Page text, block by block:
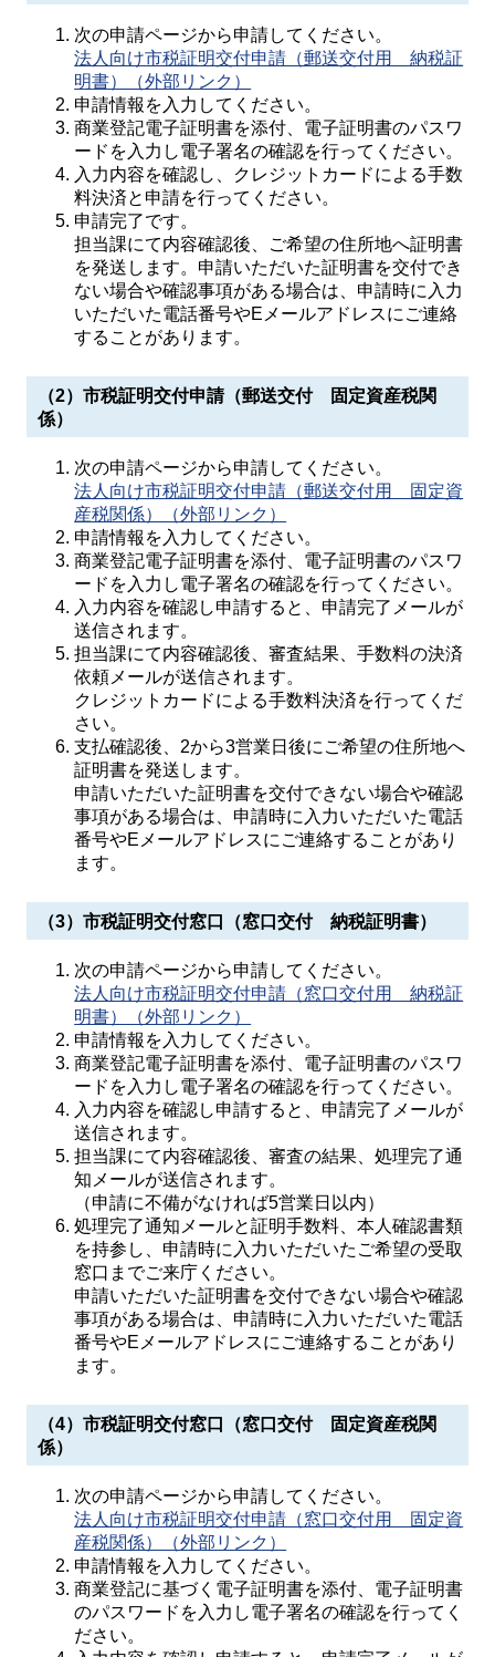
次の申請ページから申請してください。
法人向け市税証明交付申請（郵送交付用 納税証
明書）（外部リンク）
申請情報を入力してください。
商業登記電子証明書を添付、電子証明書のパスワ
ードを入力し電子署名の確認を行ってください。
入力内容を確認し、クレジットカードによる手数
料決済と申請を行ってください。
申請完了です。
担当課にて内容確認後、ご希望の住所地へ証明書
を発送します。申請いただいた証明書を交付でき
ない場合や確認事項がある場合は、申請時に入力
いただいた電話番号やEメールアドレスにご連絡
することがあります。
（2）市税証明交付申請（郵送交付 固定資産税関
係）
次の申請ページから申請してください。
法人向け市税証明交付申請（郵送交付用 固定資
産税関係）（外部リンク）
申請情報を入力してください。
商業登記電子証明書を添付、電子証明書のパスワ
ードを入力し電子署名の確認を行ってください。
入力内容を確認し申請すると、申請完了メールが
送信されます。
担当課にて内容確認後、審査結果、手数料の決済
依頼メールが送信されます。
クレジットカードによる手数料決済を行ってくだ
さい。
支払確認後、2から3営業日後にご希望の住所地へ
証明書を発送します。
申請いただいた証明書を交付できない場合や確認
事項がある場合は、申請時に入力いただいた電話
番号やEメールアドレスにご連絡することがあり
ます。
（3）市税証明交付窓口（窓口交付 納税証明書）
次の申請ページから申請してください。
法人向け市税証明交付申請（窓口交付用 納税証
明書）（外部リンク）
申請情報を入力してください。
商業登記電子証明書を添付、電子証明書のパスワ
ードを入力し電子署名の確認を行ってください。
入力内容を確認し申請すると、申請完了メールが
送信されます。
担当課にて内容確認後、審査の結果、処理完了通
知メールが送信されます。
（申請に不備がなければ5営業日以内）
処理完了通知メールと証明手数料、本人確認書類
を持参し、申請時に入力いただいたご希望の受取
窓口までご来庁ください。
申請いただいた証明書を交付できない場合や確認
事項がある場合は、申請時に入力いただいた電話
番号やEメールアドレスにご連絡することがあり
ます。
（4）市税証明交付窓口（窓口交付 固定資産税関
係）
次の申請ページから申請してください。
法人向け市税証明交付申請（窓口交付用 固定資
産税関係）（外部リンク）
申請情報を入力してください。
商業登記に基づく電子証明書を添付、電子証明書
のパスワードを入力し電子署名の確認を行ってく
ださい。